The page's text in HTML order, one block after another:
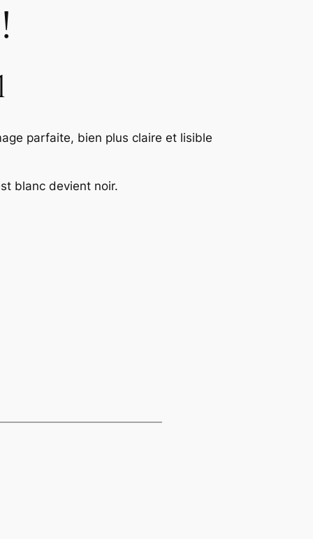
parfaite, bien plus claire et lisible
blanc devient noir.